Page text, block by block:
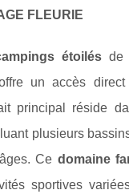
FLEURIE
étoilésde
un accès
principal réside
plusieurs
Ce domaine
sportives